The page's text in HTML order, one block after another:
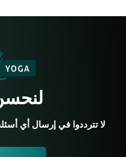
لا تترددوا في إرسال أي